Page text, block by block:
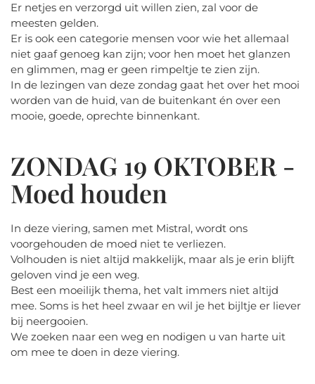
Er netjes en verzorgd uit willen zien, zal voor de
meesten gelden.
Er is ook een categorie mensen voor wie het allemaal
niet gaaf genoeg kan zijn; voor hen moet het glanzen
en glimmen, mag er geen rimpeltje te zien zijn.
In de lezingen van deze zondag gaat het over het mooi
worden van de huid, van de buitenkant én over een
mooie, goede, oprechte binnenkant.
ZONDAG 19 OKTOBER -
Moed houden
In deze viering, samen met Mistral, wordt ons
voorgehouden de moed niet te verliezen.
Volhouden is niet altijd makkelijk, maar als je erin blijft
geloven vind je een weg.
Best een moeilijk thema, het valt immers niet altijd
mee. Soms is het heel zwaar en wil je het bijltje er liever
bij neergooien.
We zoeken naar een weg en nodigen u van harte uit
om mee te doen in deze viering.